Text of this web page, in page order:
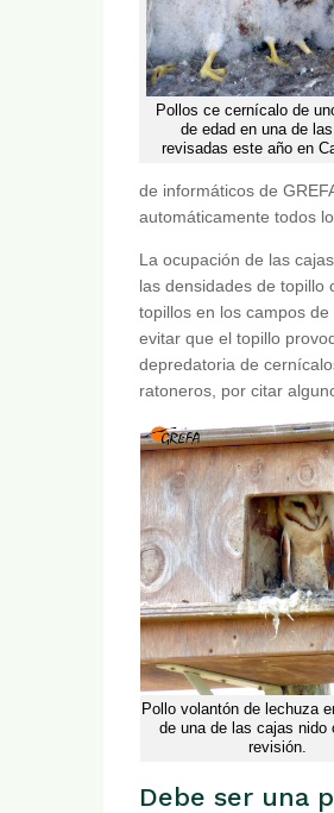
Pollos ce cernícalo de
de edad en una de
revisadas este año en
de informáticos de
automáticamente todos
La ocupación de las
las densidades de topillo
topillos en los campos
evitar que el topillo
depredatoria de
ratoneros, por citar
Pollo volantón de lechuza
de una de las cajas nido
revisión.
Debe ser una